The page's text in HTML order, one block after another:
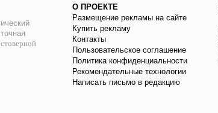
О ПРОЕКТЕ
Размещение рекламы на сайте
Купить рекламу
Контакты
Пользовательское соглашение
Политика конфиденциальности
Рекомендательные технологии
Написать письмо в редакцию